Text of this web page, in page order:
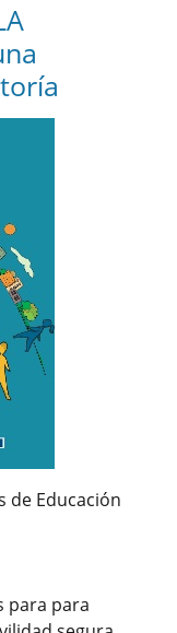
de Educación
para para